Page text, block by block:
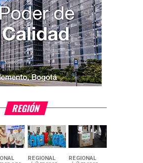
REGIÓN
REGIONAL
REGIONAL